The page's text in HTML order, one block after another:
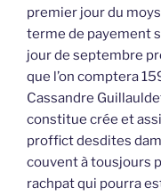
premier jour du
terme de payement
jour de septembre
que l’on comptera
Cassandre
constitue crée et
proffict desdites
couvent à tousjours
rachpat qui pourra